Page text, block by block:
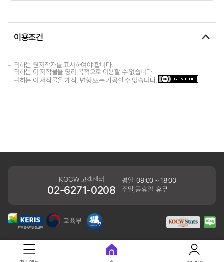
이용조건
귀하는 원저작자를 표시하여야 합니다.
귀하는 이 저작물을 영리 목적으로 이용할 수 없습니다.
귀하는 이 저작물을 개작, 변형 또는 가공할 수 없습니다.
KOCW 고객센터
02-6271-0208
평일 09:00 ~ 18:00
주말,공휴일 휴무
개인정보처리방침